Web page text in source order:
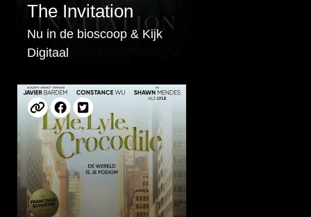
The Invitation
Nu in de bioscoop & Kijk
Digitaal